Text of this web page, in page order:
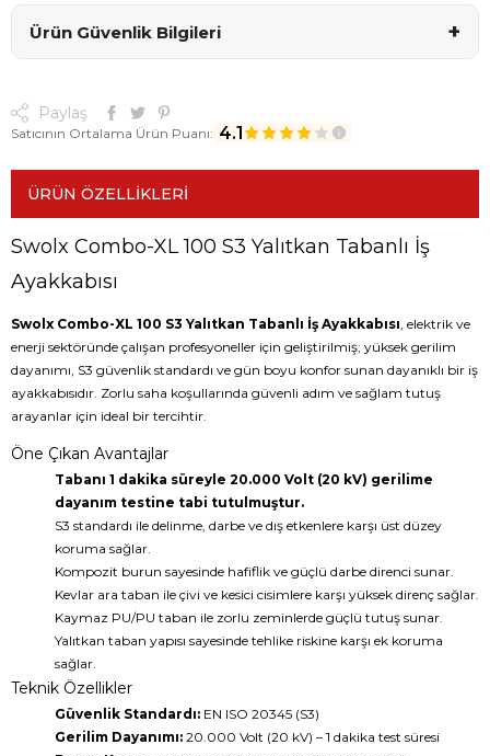
Ürün Güvenlik Bilgileri +
Paylaş
Satıcının Ortalama Ürün Puanı: 4.1
ÜRÜN ÖZELLIKLERI
Swolx Combo-XL 100 S3 Yalıtkan Tabanlı İş
Ayakkabısı
Swolx Combo-XL 100 S3 Yalıtkan Tabanlı İş Ayakkabısı, elektrik ve
enerji sektöründe çalışan profesyoneller için geliştirilmiş; yüksek gerilim
dayanımı, S3 güvenlik standardı ve gün boyu konfor sunan dayanıklı bir iş
ayakkabısıdır. Zorlu saha koşullarında güvenli adım ve sağlam tutuş
arayanlar için ideal bir tercihtir.
Öne Çıkan Avantajlar
Tabanı 1 dakika süreyle 20.000 Volt (20 kV) gerilime
dayanım testine tabi tutulmuştur.
S3 standardı ile delinme, darbe ve dış etkenlere karşı üst düzey
koruma sağlar.
Kompozit burun sayesinde hafiflik ve güçlü darbe direnci sunar.
Kevlar ara taban ile çivi ve kesici cisimlere karşı yüksek direnç sağlar.
Kaymaz PU/PU taban ile zorlu zeminlerde güçlü tutuş sunar.
Yalıtkan taban yapısı sayesinde tehlike riskine karşı ek koruma
sağlar.
Teknik Özellikler
Güvenlik Standardı: EN ISO 20345 (S3)
Gerilim Dayanımı: 20.000 Volt (20 kV) – 1 dakika test süresi